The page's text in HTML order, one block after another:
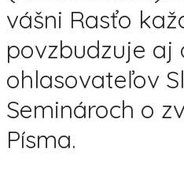
vášni Rasťo
povzbudzuje aj
ohlasovateľov
Seminároch o
Písma.